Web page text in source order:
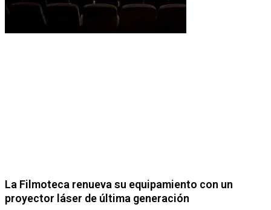
La Filmoteca renueva su equipamiento con un
proyector láser de última generación